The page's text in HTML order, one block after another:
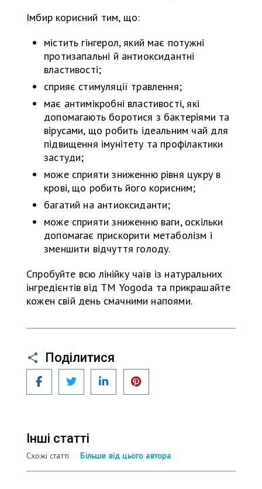
Імбир корисний тим, що:
містить гінгерол, який має потужні
протизапальні й антиоксидантні
властивості;
сприяє стимуляції травлення;
має антимікробні властивості, які
допомагають боротися з бактеріями та
вірусами, що робить ідеальним чай для
підвищення імунітету та профілактики
застуди;
може сприяти зниженню рівня цукру в
крові, що робить його корисним;
багатий на антиоксиданти;
може сприяти зниженню ваги, оскільки
допомагає прискорити метаболізм і
зменшити відчуття голоду.
Спробуйте всю лінійку чаїв із натуральних
інгредієнтів від ТМ Yogoda та прикрашайте
кожен свій день смачними напоями.
Поділитися
Facebook Twitter LinkedIn
Інші статті
Схожі статті Більше від цього автора